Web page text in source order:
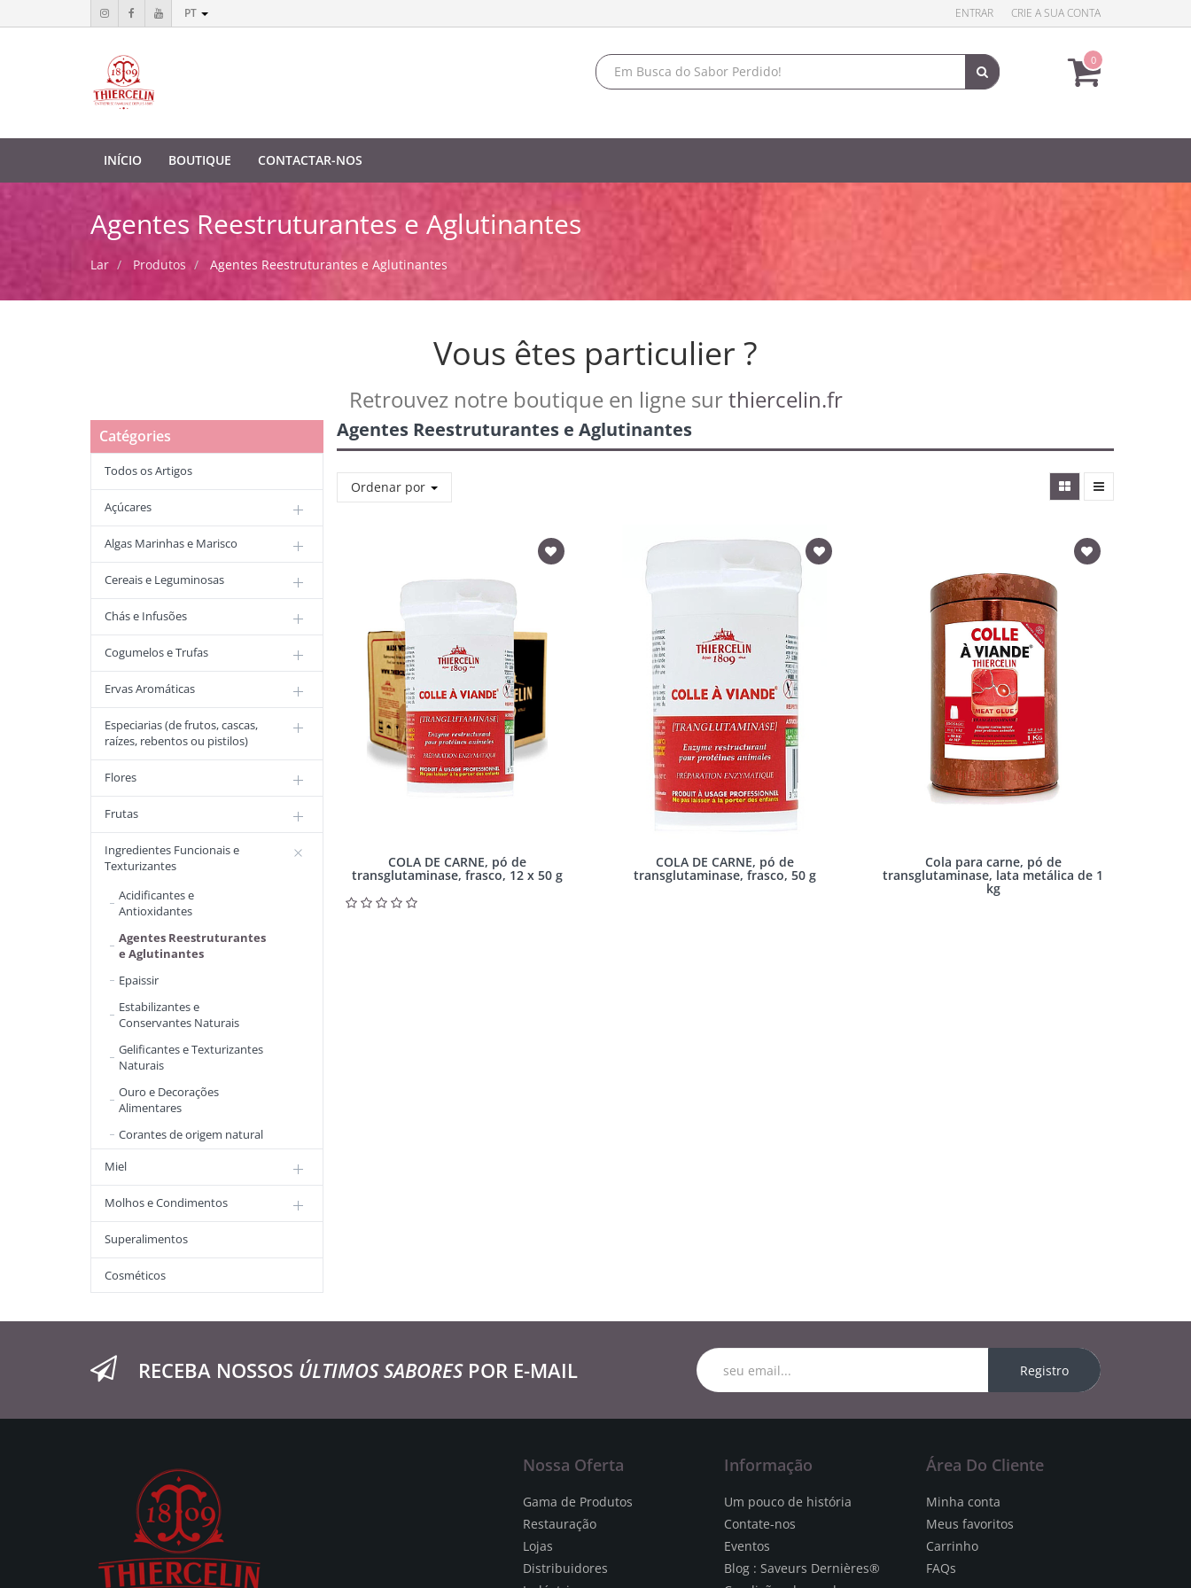
PT ENTRAR CRIE A SUA CONTA
0
INÍCIO BOUTIQUE CONTACTAR-NOS
Agentes Reestruturantes e Aglutinantes
Lar Produtos Agentes Reestruturantes e Aglutinantes
Vous êtes particulier ?
Retrouvez notre boutique en ligne surthiercelin.fr
Catégories
Todos os Artigos
Açúcares
Algas Marinhas e Marisco
Cereais e Leguminosas
Chás e Infusões
Cogumelos e Trufas
Ervas Aromáticas
Especiarias (de frutos, cascas,
raízes, rebentos ou pistilos)
Flores
Frutas
Ingredientes Funcionais e
Texturizantes
Acidificantes e
Antioxidantes
Agentes Reestruturantes
e Aglutinantes
Epaissir
Estabilizantes e
Conservantes Naturais
Gelificantes e Texturizantes
Naturais
Ouro e Decorações
Alimentares
Corantes de origem natural
Miel
Molhos e Condimentos
Superalimentos
Cosméticos
Agentes Reestruturantes e Aglutinantes
Ordenar por
COLA DE CARNE, pó de
transglutaminase, frasco, 12 x 50 g
COLA DE CARNE, pó de
transglutaminase, frasco, 50 g
Cola para carne, pó de
transglutaminase, lata metálica de 1
kg
RECEBA NOSSOS ÚLTIMOS SABORESPOR E-MAIL Registro
Nossa Oferta
Gama de Produtos
Restauração
Lojas
Distribuidores
Informação
Um pouco de história
Contate-nos
Eventos
Blog : Saveurs Dernières®
Área Do Cliente
Minha conta
Meus favoritos
Carrinho
FAQs